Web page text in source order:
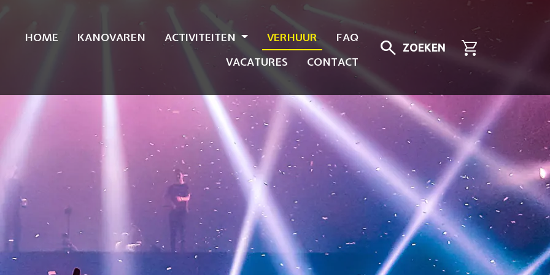
HOME KANOVAREN ACTIVITEITEN VERHUUR
FAQ
VACATURES
CONTACT
search ZOEKEN shopping_cart